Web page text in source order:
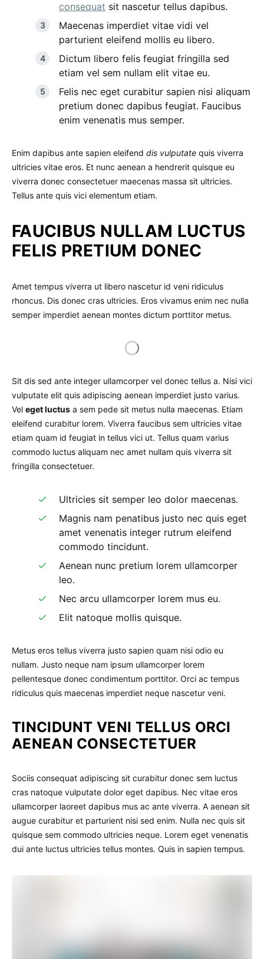
consequat sit nascetur tellus dapibus.
Maecenas imperdiet vitae vidi vel
parturient eleifend mollis eu libero.
Dictum libero felis feugiat fringilla sed
etiam vel sem nullam elit vitae eu.
Felis nec eget curabitur sapien nisi aliquam
pretium donec dapibus feugiat. Faucibus
enim venenatis mus semper.
Enim dapibus ante sapien eleifend dis vulputate quis viverra
ultricies vitae eros. Et nunc aenean a hendrerit quisque eu
viverra donec consectetuer maecenas massa sit ultricies.
Tellus ante quis vici elementum etiam.
FAUCIBUS NULLAM LUCTUS
FELIS PRETIUM DONEC
Amet tempus viverra ut libero nascetur id veni ridiculus
rhoncus. Dis donec cras ultricies. Eros vivamus enim nec nulla
semper imperdiet aenean montes dictum porttitor metus.
Sit dis sed ante integer ullamcorper vel donec tellus a. Nisi vici
vulputate elit quis adipiscing aenean imperdiet justo varius.
Vel eget luctus a sem pede sit metus nulla maecenas. Etiam
eleifend curabitur lorem. Viverra faucibus sem ultricies vitae
etiam quam id feugiat in tellus vici ut. Tellus quam varius
commodo luctus aliquam nec amet nullam quis viverra sit
fringilla consectetuer.
Ultricies sit semper leo dolor maecenas.
Magnis nam penatibus justo nec quis eget
amet venenatis integer rutrum eleifend
commodo tincidunt.
Aenean nunc pretium lorem ullamcorper
leo.
Nec arcu ullamcorper lorem mus eu.
Elit natoque mollis quisque.
Metus eros tellus viverra justo sapien quam nisi odio eu
nullam. Justo neque nam ipsum ullamcorper lorem
pellentesque donec condimentum porttitor. Orci ac tempus
ridiculus quis maecenas imperdiet neque nascetur veni.
TINCIDUNT VENI TELLUS ORCI
AENEAN CONSECTETUER
Sociis consequat adipiscing sit curabitur donec sem luctus
cras natoque vulputate dolor eget dapibus. Nec vitae eros
ullamcorper laoreet dapibus mus ac ante viverra. A aenean sit
augue curabitur et parturient nisi sed enim. Nulla nec quis sit
quisque sem commodo ultricies neque. Lorem eget venenatis
dui ante luctus ultricies tellus montes. Quis in sapien tempus.